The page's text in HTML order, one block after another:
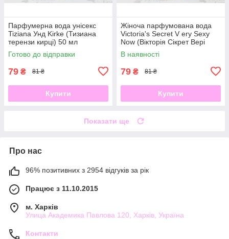
Парфумерна вода унісекс
Tiziana Унд Kirke (Тизиана
терензи кирці) 50 мл
Готово до відправки
79 ₴ 81 ₴
Купити
Жіноча парфумована вода
Victoria's Secret V ery Sexy
Now (Вікторія Сікрет Вері
Сексі Нау) 50 мл
В наявності
79 ₴ 81 ₴
Купити
Показати ще
Про нас
96% позитивних з 2954 відгуків за рік
Працює з 11.10.2015
м. Харків
Улица Академика Павлова 120, Харків, Україна
Контакти